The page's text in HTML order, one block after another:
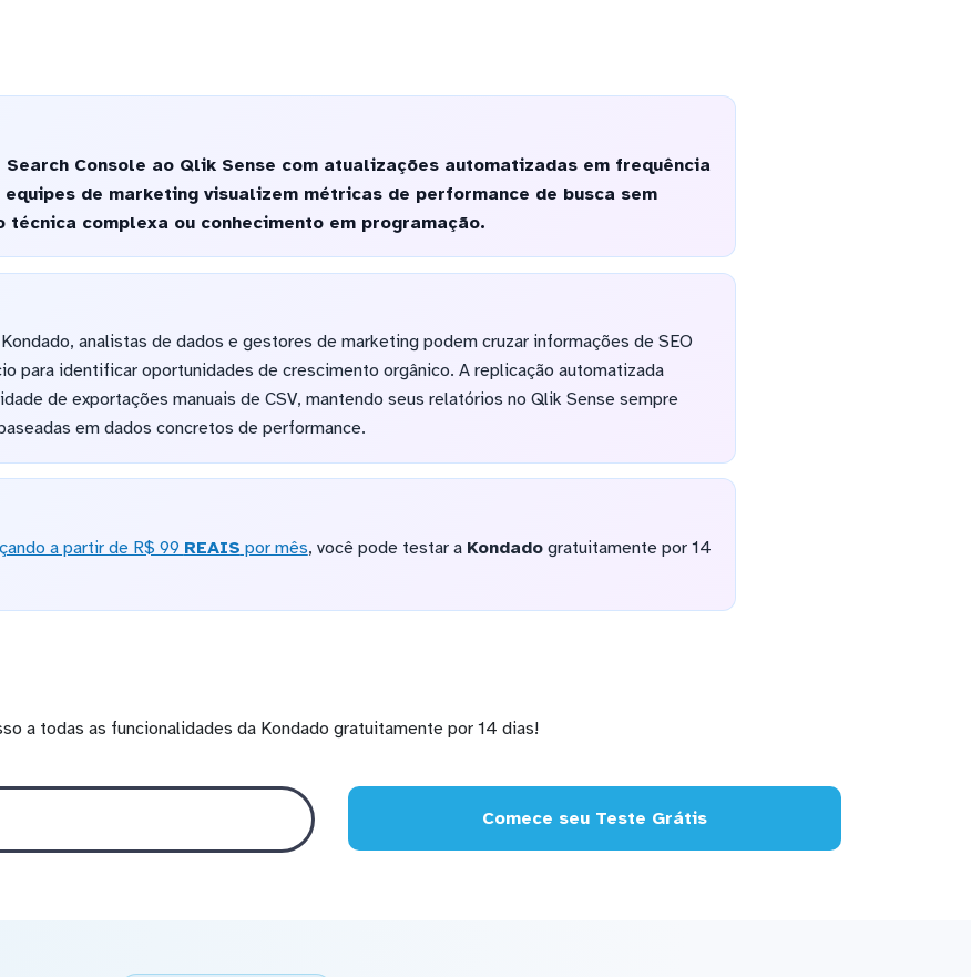
Search Console ao Qlik Sense com atualizações automatizadas em frequência
de marketing visualizem métricas de performance de busca sem
técnica complexa ou conhecimento em programação.
analistas de dados e gestores de marketing podem cruzar informações de SEO
para identificar oportunidades de crescimento orgânico. A replicação automatizada
de exportações manuais de CSV, mantendo seus relatórios no Qlik Sense sempre
em dados concretos de performance.
a partir de R$ 99 REAIS por mês, você pode testar a Kondadogratuitamente por 14
a todas as funcionalidades da Kondado gratuitamente por 14 dias!
Comece seu Teste Grátis